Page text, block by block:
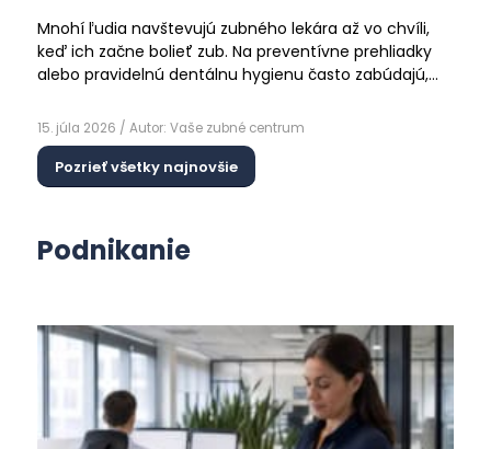
Mnohí ľudia navštevujú zubného lekára až vo chvíli,
keď ich začne bolieť zub. Na preventívne prehliadky
alebo pravidelnú dentálnu hygienu často zabúdajú,
zdravý. Jedným z najčastejších problémov, ktorý
vzniká nenápadne a dlhodobo bez výrazných
príznakov, je zubný kameň...
15. júla 2026 / Autor: Vaše zubné centrum
Pozrieť všetky najnovšie
Podnikanie